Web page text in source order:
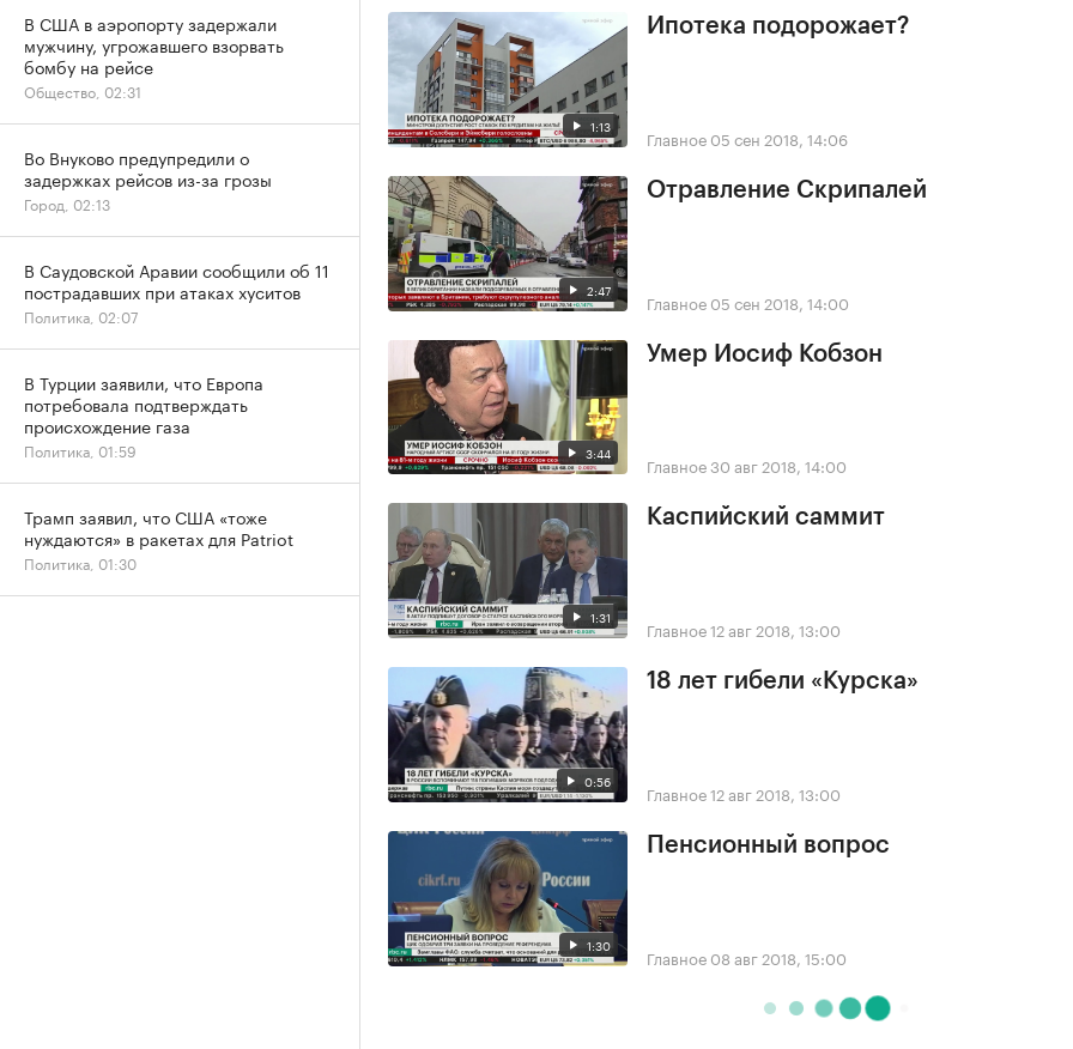
1:13
Ипотека подорожает?
Главное 05 сен 2018, 14:06
2:47
Отравление Скрипалей
Главное 05 сен 2018, 14:00
3:44
Умер Иосиф Кобзон
Главное30 авг 2018, 14:00
1:31
Каспийский саммит
Главное12 авг 2018, 13:00
0:56
18 лет гибели «Курска»
Главное12 авг 2018, 13:00
1:30
Пенсионный вопрос
Главное 08 авг 2018, 15:00
В США в аэропорту задержали
мужчину, угрожавшего взорвать
бомбу на рейсе
Общество, 02:31
Во Внуково предупредили о
задержках рейсов из-за грозы
Город, 02:13
В Саудовской Аравии сообщили об 11
пострадавших при атаках хуситов
Политика, 02:07
В Турции заявили, что Европа
потребовала подтверждать
происхождение газа
Политика, 01:59
Трамп заявил, что США «тоже
нуждаются» в ракетах для Patriot
Политика, 01:30